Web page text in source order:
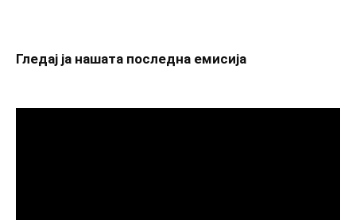
Гледај ја нашата последна емисија